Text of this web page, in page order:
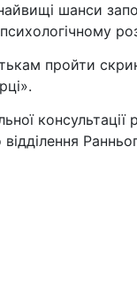
шанси
пройти
відділення